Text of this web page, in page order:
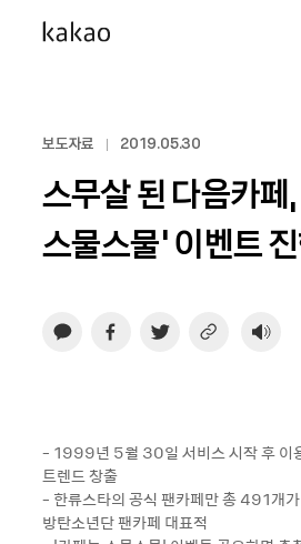
보도자료 2019.05.30
스무살 된 다음카페
스물스물’ 이벤트
- 1999년 5월 30일 서비스 시작 후 이
트렌드 창출
- 한류스타의 공식 팬카페만 총 491개가
방탄소년단 팬카페 대표적